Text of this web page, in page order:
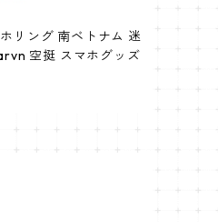
ホリング 南ベトナム 迷
空挺 スマホグッズ